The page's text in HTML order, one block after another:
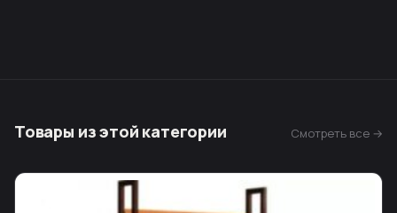
Товары из этой категории Смотреть все →